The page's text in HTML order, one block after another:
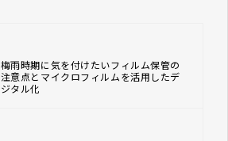
梅雨時期に気を付けたいフィルム保管の
注意点とマイクロフィルムを活用したデ
ジタル化